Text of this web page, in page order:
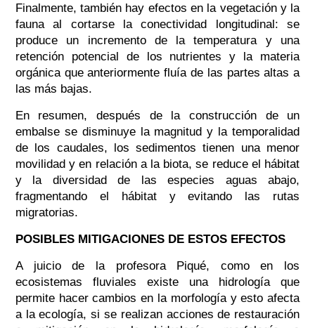
Finalmente, también hay efectos en la vegetación y la
fauna al cortarse la conectividad longitudinal: se
produce un incremento de la temperatura y una
retención potencial de los nutrientes y la materia
orgánica que anteriormente fluía de las partes altas a
las más bajas.
En resumen, después de la construcción de un
embalse se disminuye la magnitud y la temporalidad
de los caudales, los sedimentos tienen una menor
movilidad y en relación a la biota, se reduce el hábitat
y la diversidad de las especies aguas abajo,
fragmentando el hábitat y evitando las rutas
migratorias.
POSIBLES MITIGACIONES DE ESTOS EFECTOS
A juicio de la profesora Piqué, como en los
ecosistemas fluviales existe una hidrología que
permite hacer cambios en la morfología y esto afecta
a la ecología, si se realizan acciones de restauración